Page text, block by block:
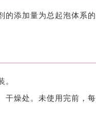
的添加量为总起泡体系
。
干燥处。未使用完前，